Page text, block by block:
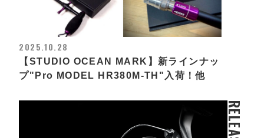
2025.10.28
【STUDIO OCEAN MARK】新ラインナッ
プ"Pro MODEL HR380M-TH"入荷！他
RELEASE